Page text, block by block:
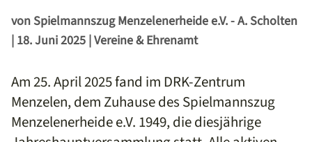
von Spielmannszug Menzelenerheide e.V. - A. Scholten
18. Juni 2025| Vereine & Ehrenamt
Am 25. April 2025 fand im DRK-Zentrum
Menzelen, dem Zuhause des Spielmannszug
Menzelenerheide e.V. 1949, die diesjährige